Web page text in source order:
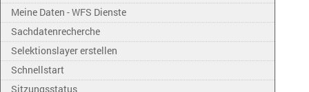
Meine Daten - WFS Dienste
Sachdatenrecherche
Selektionslayer erstellen
Schnellstart
Sitzungsstatus